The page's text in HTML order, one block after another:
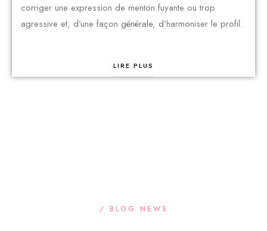
corriger une expression de menton fuyante ou trop
agressive et, d’une façon générale, d’harmoniser le profil.
LIRE PLUS
/ BLOG NEWS